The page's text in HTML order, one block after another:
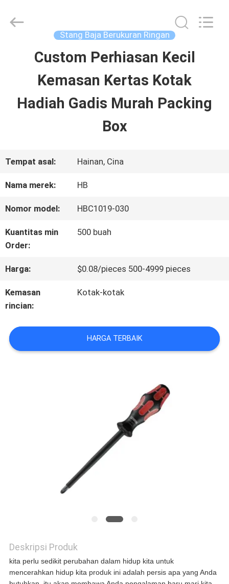
RUMAH
PRODUK
KITA
KUALITAS
KAMI
SITEMAP
Stang Baja Berukuran Ringan
Custom Perhiasan Kecil
Kemasan Kertas Kotak
Hadiah Gadis Murah Packing
Box
Tempat asal: Hainan, Cina
Nama merek: HB
Nomor model: HBC1019-030
Kuantitas min
Order:
500 buah
Harga: $0.08/pieces 500-4999 pieces
Kemasan
rincian:
Kotak-kotak
HARGA TERBAIK
Deskripsi Produk
kita perlu sedikit perubahan dalam hidup kita untuk
mencerahkan hidup kita produk ini adalah persis apa yang Anda